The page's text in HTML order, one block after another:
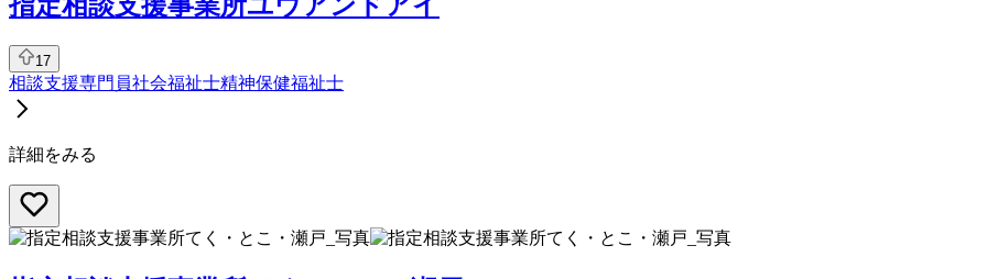
指定相談支援事業所ユウアンドアイ
17
相談支援専門員社会福祉士精神保健福祉士
詳細をみる